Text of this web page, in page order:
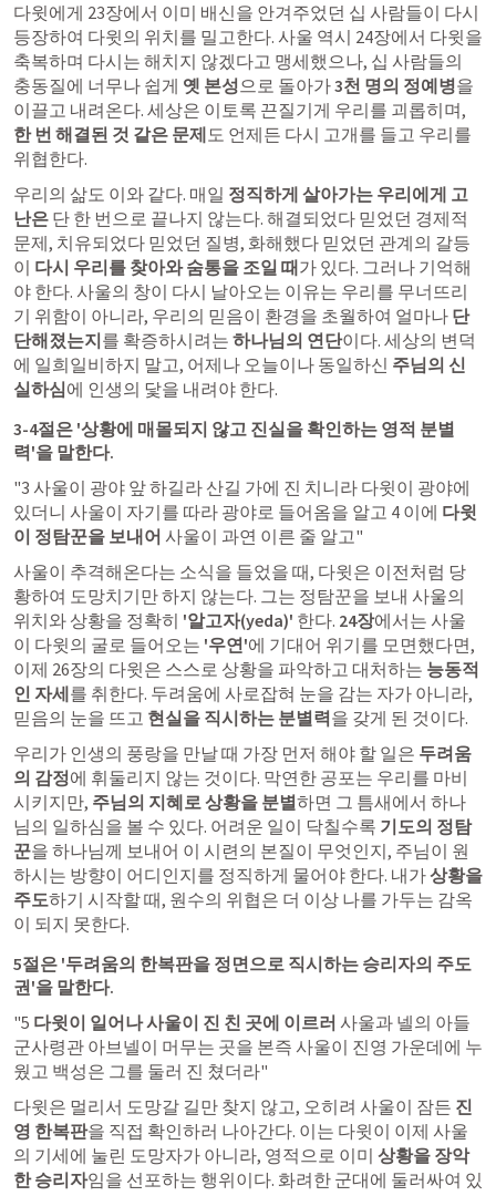
다윗에게 23장에서 이미 배신을 안겨주었던 십 사람들이 다시
등장하여 다윗의 위치를 밀고한다. 사울 역시 24장에서 다윗을
축복하며 다시는 해치지 않겠다고 맹세했으나, 십 사람들의
충동질에 너무나 쉽게 옛 본성으로 돌아가 3천 명의 정예병을
한 번 해결된 것 같은 문제도 언제든 다시 고개를 들고 우리를
위협한다.
우리의 삶도 이와 같다. 매일 정직하게 살아가는 우리에게 고
난은 단 한 번으로 끝나지 않는다. 해결되었다 믿었던 경제적
문제, 치유되었다 믿었던 질병, 화해했다 믿었던 관계의 갈등
이 다시 우리를 찾아와 숨통을 조일 때가 있다. 그러나 기억해
야 한다. 사울의 창이 다시 날아오는 이유는 우리를 무너뜨리
기 위함이 아니라, 우리의 믿음이 환경을 초월하여 얼마나 단
단해졌는지를 확증하시려는 하나님의 연단이다. 세상의 변덕
에 일희일비하지 말고, 어제나 오늘이나 동일하신 주님의 신
실하심에 인생의 닻을 내려야 한다.
3-4절은 '상황에 매몰되지 않고 진실을 확인하는 영적 분별
력'을 말한다.
"3 사울이 광야 앞 하길라 산길 가에 진 치니라 다윗이 광야에
있더니 사울이 자기를 따라 광야로 들어옴을 알고 4 이에 다윗
이 정탐꾼을 보내어 사울이 과연 이른 줄 알고"
사울이 추격해온다는 소식을 들었을 때, 다윗은 이전처럼 당
황하여 도망치기만 하지 않는다. 그는 정탐꾼을 보내 사울의
위치와 상황을 정확히 '알고자(yeda)' 한다. 24장에서는 사울
이 다윗의 굴로 들어오는 '우연'에 기대어 위기를 모면했다면,
이제 26장의 다윗은 스스로 상황을 파악하고 대처하는 능동적
인 자세를 취한다. 두려움에 사로잡혀 눈을 감는 자가 아니라,
믿음의 눈을 뜨고 현실을 직시하는 분별력을 갖게 된 것이다.
우리가 인생의 풍랑을 만날 때 가장 먼저 해야 할 일은 두려움
의 감정에 휘둘리지 않는 것이다. 막연한 공포는 우리를 마비
시키지만, 주님의 지혜로 상황을 분별하면 그 틈새에서 하나
님의 일하심을 볼 수 있다. 어려운 일이 닥칠수록 기도의 정탐
꾼을 하나님께 보내어 이 시련의 본질이 무엇인지, 주님이 원
하시는 방향이 어디인지를 정직하게 물어야 한다. 내가 상황을
주도하기 시작할 때, 원수의 위협은 더 이상 나를 가두는 감옥
이 되지 못한다.
5절은 '두려움의 한복판을 정면으로 직시하는 승리자의 주도
권'을 말한다.
"5 다윗이 일어나 사울이 진 친 곳에 이르러 사울과 넬의 아들
군사령관 아브넬이 머무는 곳을 본즉 사울이 진영 가운데에 누
웠고 백성은 그를 둘러 진 쳤더라"
다윗은 멀리서 도망갈 길만 찾지 않고, 오히려 사울이 잠든 진
영 한복판을 직접 확인하러 나아간다. 이는 다윗이 이제 사울
의 기세에 눌린 도망자가 아니라, 영적으로 이미 상황을 장악
한 승리자임을 선포하는 행위이다. 화려한 군대에 둘러싸여 있